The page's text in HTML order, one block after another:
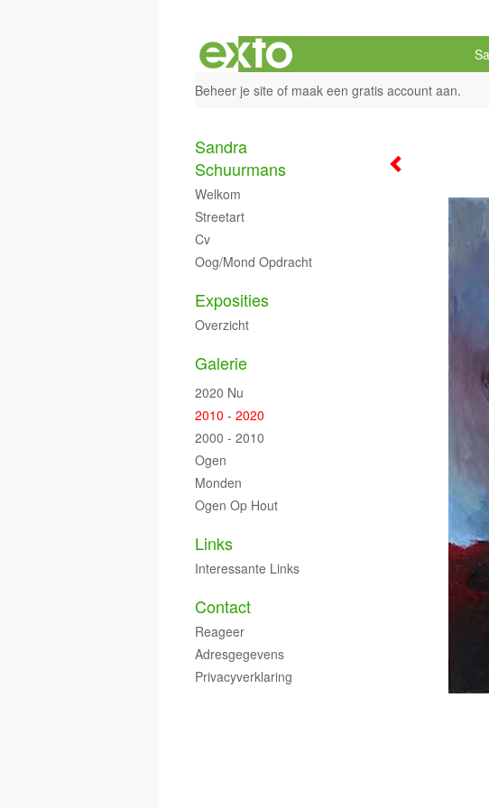
Beheer je site of maak een gratis account aan.
Sandra
Schuurmans
Welkom
Streetart
Cv
Oog/mond Opdracht
Exposities
Overzicht
Galerie
2020 Nu
2010 - 2020
2000 - 2010
Ogen
Monden
Ogen Op Hout
Links
Interessante Links
Contact
Reageer
Adresgegevens
Privacyverklaring